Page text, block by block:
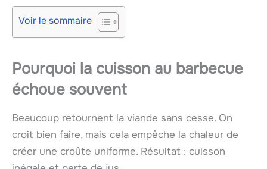
Voir le sommaire
Pourquoi la cuisson au barbecue
échoue souvent
Beaucoup retournent la viande sans cesse. On
croit bien faire, mais cela empêche la chaleur de
créer une croûte uniforme. Résultat : cuisson